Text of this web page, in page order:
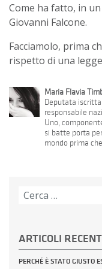
Come ha fatto, in
Giovanni Falcone.
Facciamolo, prima
rispetto di una
Maria Flavia
Deputata
responsabile
Uno,
si batte porta
mondo prima
Ricerca
ARTICOLI
PERCHÉ È STATO GIUSTO